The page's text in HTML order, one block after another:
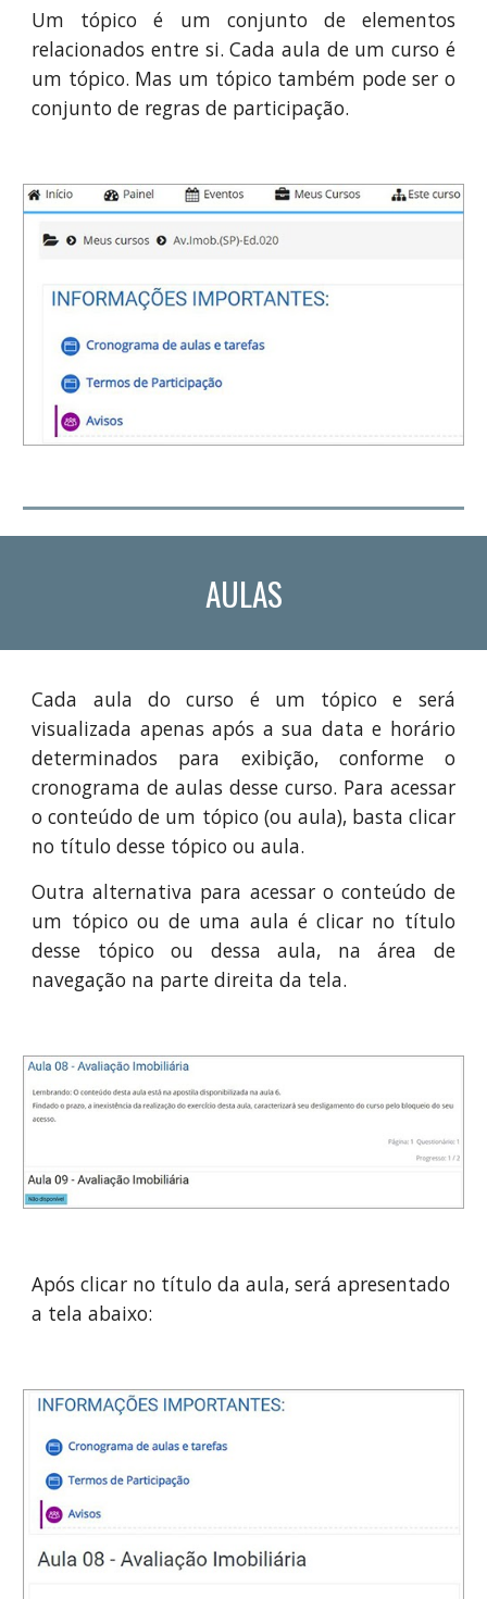
Um tópico é um conjunto de elementos
relacionados entre si. Cada aula de um curso é
um tópico. Mas um tópico também pode ser o
conjunto de regras de participação.
AULAS
Cada aula do curso é um tópico e será
visualizada apenas após a sua data e horário
determinados para exibição, conforme o
cronograma de aulas desse curso. Para acessar
o conteúdo de um tópico (ou aula), basta clicar
no título desse tópico ou aula.
Outra alternativa para acessar o conteúdo de
um tópico ou de uma aula é clicar no título
desse tópico ou dessa aula, na área de
navegação na parte direita da tela.
Após clicar no título da aula, será apresentado
a tela abaixo: